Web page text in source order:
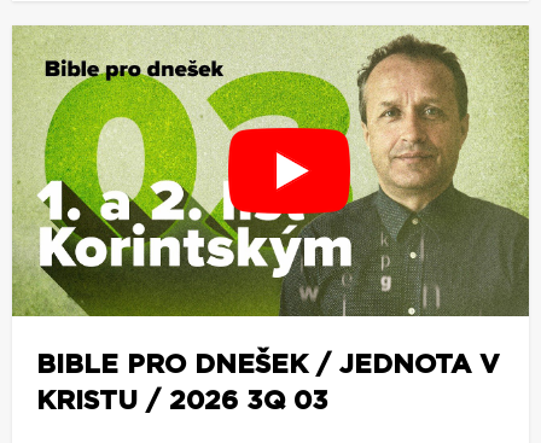
BIBLE PRO DNEŠEK / JEDNOTA V
KRISTU / 2026 3Q 03